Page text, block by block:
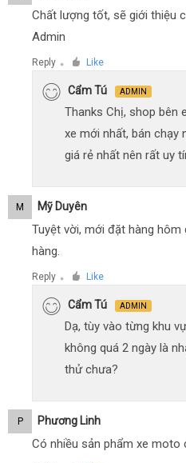
Chất lượng tốt, sẽ giới thiệu
Admin
Reply ● Like
Cẩm Tú ADMIN
Thanks Chị, shop bên
xe mới nhất, bán chạy
giá rẻ nhất nên rất uy
M Mỹ Duyên
Tuyệt vời, mới đặt hàng
hàng.
Reply ● Like
Cẩm Tú ADMIN
Dạ, tùy vào từng khu
không quá 2 ngày là
thử chưa?
P Phương Linh
Có nhiều sản phẩm xe